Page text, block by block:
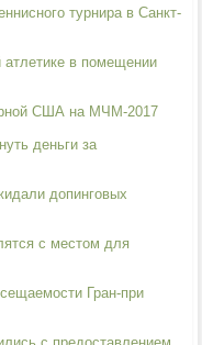
турнира в Санкт-
атлетике в помещении
США на МЧМ-2017
деньги за
допинговых
с местом для
Гран-при